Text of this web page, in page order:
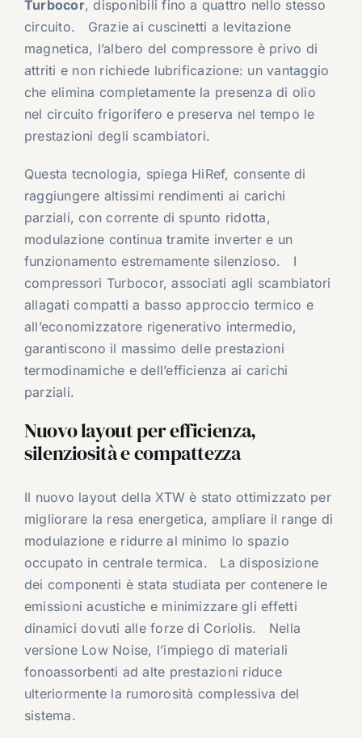
Turbocor, disponibili fino a quattro nello stesso
circuito. Grazie ai cuscinetti a levitazione
magnetica, l’albero del compressore è privo di
attriti e non richiede lubrificazione: un vantaggio
che elimina completamente la presenza di olio
nel circuito frigorifero e preserva nel tempo le
prestazioni degli scambiatori.
Questa tecnologia, spiega HiRef, consente di
raggiungere altissimi rendimenti ai carichi
parziali, con corrente di spunto ridotta,
modulazione continua tramite inverter e un
funzionamento estremamente silenzioso. I
compressori Turbocor, associati agli scambiatori
allagati compatti a basso approccio termico e
all’economizzatore rigenerativo intermedio,
garantiscono il massimo delle prestazioni
termodinamiche e dell’efficienza ai carichi
parziali.
Nuovo layout per efficienza,
silenziosità e compattezza
Il nuovo layout della XTW è stato ottimizzato per
migliorare la resa energetica, ampliare il range di
modulazione e ridurre al minimo lo spazio
occupato in centrale termica. La disposizione
dei componenti è stata studiata per contenere le
emissioni acustiche e minimizzare gli effetti
dinamici dovuti alle forze di Coriolis. Nella
versione Low Noise, l’impiego di materiali
fonoassorbenti ad alte prestazioni riduce
ulteriormente la rumorosità complessiva del
sistema.